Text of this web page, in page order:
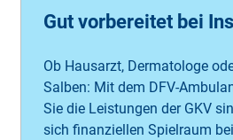
Gut vorbereitet bei
Ob Hausarzt, Dermatologe
Salben: Mit dem DFV-
Sie die Leistungen der GKV
sich finanziellen Spielraum